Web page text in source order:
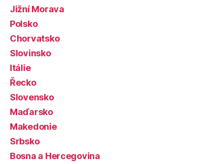
Jižní Morava
Polsko
Chorvatsko
Slovinsko
Itálie
Řecko
Slovensko
Maďarsko
Makedonie
Srbsko
Bosna a Hercegovina